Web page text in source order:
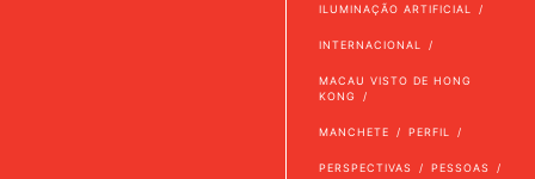
ILUMINAÇÃO ARTIFICIAL
INTERNACIONAL
MACAU VISTO DE HONG
KONG
MANCHETE PERFIL
PERSPECTIVAS PESSOAS